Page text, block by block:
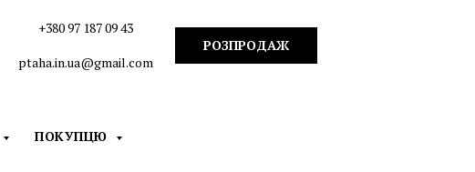
+380 97 187 09 43
ptaha.in.ua@gmail.com
РОЗПРОДАЖ
ПОКУПЦЮ